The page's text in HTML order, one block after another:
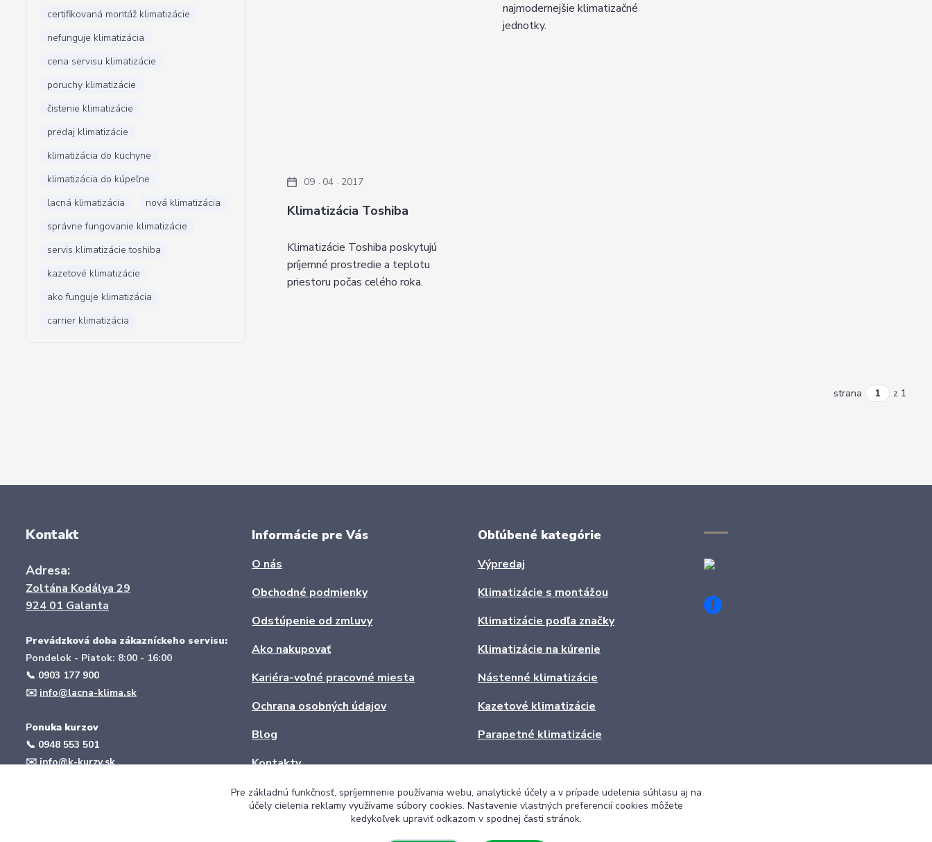
certifikovaná montáž klimatizácie
nefunguje klimatizácia
cena servisu klimatizácie
poruchy klimatizácie
čistenie klimatizácie
predaj klimatizácie
klimatizácia do kuchyne
klimatizácia do kúpeľne
lacná klimatizácia
nová klimatizácia
správne fungovanie klimatizácie
servis klimatizácie toshiba
kazetové klimatizácie
ako funguje klimatizácia
carrier klimatizácia
najmodernejšie klimatizačné
jednotky.
Klimatizácia Toshiba
09 04 2017
Klimatizácie Toshiba poskytujú
príjemné prostredie a teplotu
priestoru počas celého roka.
strana z 1
Kontakt
Adresa:
Zoltána Kodálya 29
924 01 Galanta
Prevádzková doba zákazníckeho servisu:
Pondelok - Piatok: 8:00 - 16:00
📞 0903 177 900
✉️ info@lacna-klima.sk
Ponuka kurzov
📞 0948 553 501
✉️info@k-kurzy.sk
Informácie pre Vás
O nás
Obchodné podmienky
Odstúpenie od zmluvy
Ako nakupovať
Kariéra-voľné pracovné miesta
Ochrana osobných údajov
Blog
Kontakty
Obľúbené kategórie
Výpredaj
Klimatizácie s montážou
Klimatizácie podľa značky
Klimatizácie na kúrenie
Nástenné klimatizácie
Kazetové klimatizácie
Parapetné klimatizácie
Pre základnú funkčnosť, spríjemnenie používania webu, analytické účely a v prípade udelenia súhlasu aj na
účely cielenia reklamy využívame súbory cookies. Nastavenie vlastných preferencií cookies môžete
kedykoľvek upraviť odkazom v spodnej časti stránok.